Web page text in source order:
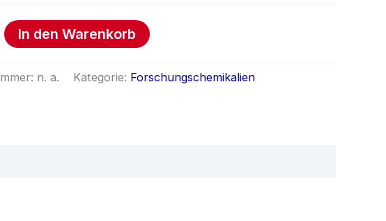
In den Warenkorb
n. a. Kategorie: Forschungschemikalien